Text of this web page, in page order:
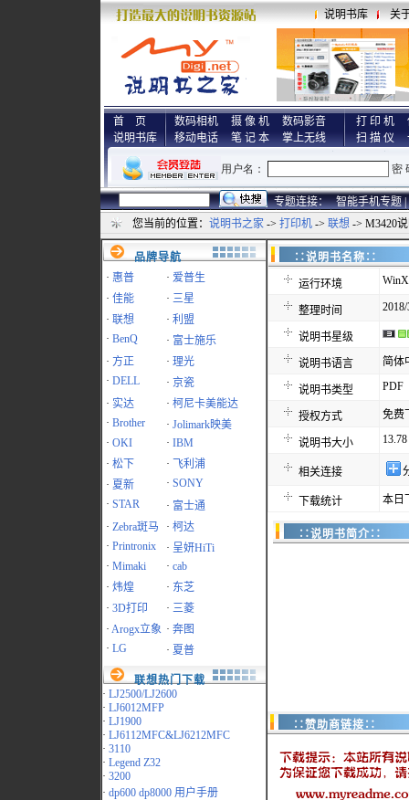
说明书库 关
首 页
说明书库
数码相机 摄 像 机
数码影音
移动电话
笔 记 本 掌上无线
打 印 机
扫 描 仪
专题连接： 智能手机专题 |
您当前的位置： 说明书之家 -> 打印机 -> 联想 -> M3420
品牌导航
· 惠普 · 爱普生
· 佳能 · 三星
· 联想 · 利盟
· BenQ · 富士施乐
· 方正 · 理光
· DELL · 京瓷
· 实达 · 柯尼卡美能达
· Brother · Jolimark映美
· OKI · IBM
· 松下 ·
飞利浦
· 夏新 · SONY
· STAR · 富士通
· Zebra斑马 · 柯达
· Printronix · 呈妍HiTi
· Mimaki · cab
· 炜煌 · 东芝
· 3D打印 · 三菱
· Arogx立象 · 奔图
· LG · 夏普
联想热门下载
· LJ2500/LJ2600
· LJ6012MFP
· LJ1900
· LJ6112MFC&LJ6212MFC
· 3110
· Legend Z32
· 3200
· dp600 dp8000 用户手册
∷说明书名
运行环境
整理时间
说明书星级
说明书语言 简体
说明书类型 PDF
授权方式 免费
说明书大小
相关连接
下载统计 本日
∷说明书简介∷
∷赞助商链接∷